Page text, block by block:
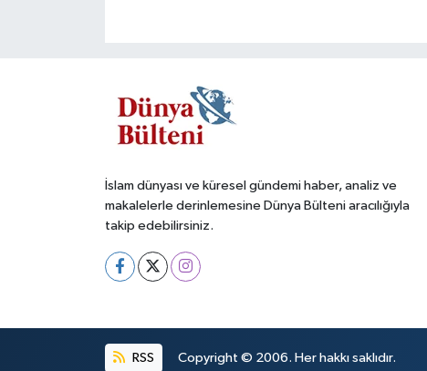
İslam dünyası ve küresel gündemi haber, analiz ve
makalelerle derinlemesine Dünya Bülteni aracılığıyla
takip edebilirsiniz.
RSS Copyright © 2006. Her hakkı saklıdır.